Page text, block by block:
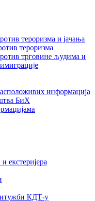
тероризма и јачања
тероризма
трговине људима и
информација
БиХ
екстеријера
КДТ-у